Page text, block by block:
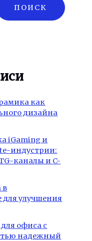
ПОИСК
как
дизайна
iGaming и
индустрии:
каналы и C-
в
улучшения
офиса с
надежный